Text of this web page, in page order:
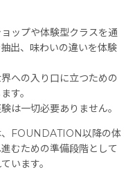
ップや体験型クラスを通
出、味わいの違いを体験
への入り口に立つための
す。
は一切必要ありません。
、FOUNDATION以降の体
むための準備段階として
います。